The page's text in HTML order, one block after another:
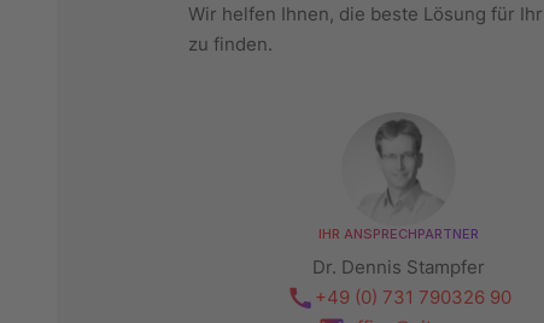
Wir helfen Ihnen, die beste Lösung für
zu finden.
IHR ANSPRECHPARTNER
Dr. Dennis Stampfer
+49 (0) 731 790326 90